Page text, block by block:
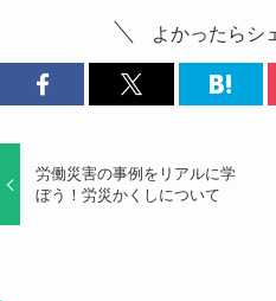
よかったらシ
労働災害の事例をリアルに学
ぼう！労災かくしについて